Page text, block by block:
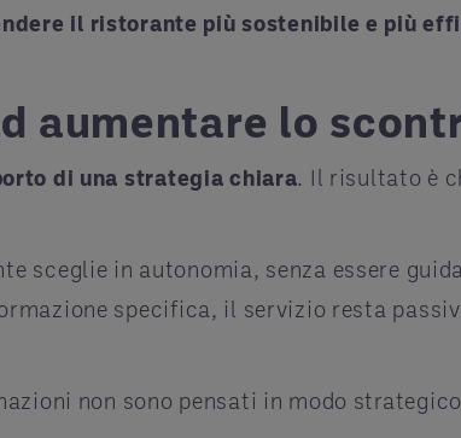
il ristorante più sostenibile e più
aumentare lo
di una strategia chiara. Il risultato è
sceglie in autonomia, senza essere
specifica, il servizio resta
non sono pensati in modo